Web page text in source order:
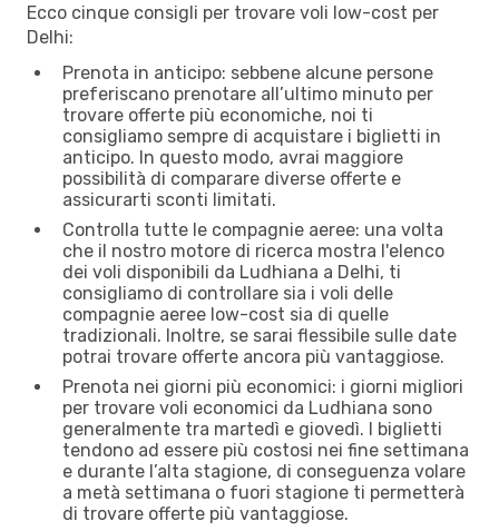
Ecco cinque consigli per trovare voli low-cost per
Delhi:
Prenota in anticipo: sebbene alcune persone
preferiscano prenotare all’ultimo minuto per
trovare offerte più economiche, noi ti
consigliamo sempre di acquistare i biglietti in
anticipo. In questo modo, avrai maggiore
possibilità di comparare diverse offerte e
assicurarti sconti limitati.
Controlla tutte le compagnie aeree: una volta
che il nostro motore di ricerca mostra l'elenco
dei voli disponibili da Ludhiana a Delhi, ti
consigliamo di controllare sia i voli delle
compagnie aeree low-cost sia di quelle
tradizionali. Inoltre, se sarai flessibile sulle date
potrai trovare offerte ancora più vantaggiose.
Prenota nei giorni più economici: i giorni migliori
per trovare voli economici da Ludhiana sono
generalmente tra martedì e giovedì. I biglietti
tendono ad essere più costosi nei fine settimana
e durante l’alta stagione, di conseguenza volare
a metà settimana o fuori stagione ti permetterà
di trovare offerte più vantaggiose.